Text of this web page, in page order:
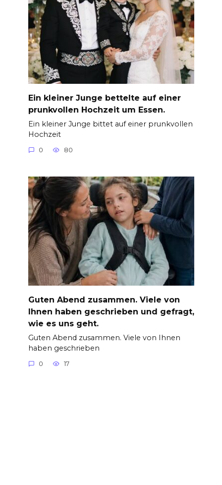
Ein kleiner Junge bettelte auf einer
prunkvollen Hochzeit um Essen.
Ein kleiner Junge bittet auf einer prunkvollen
Hochzeit
0 80
Guten Abend zusammen. Viele von
Ihnen haben geschrieben und gefragt,
wie es uns geht.
Guten Abend zusammen. Viele von Ihnen
haben geschrieben
0 17